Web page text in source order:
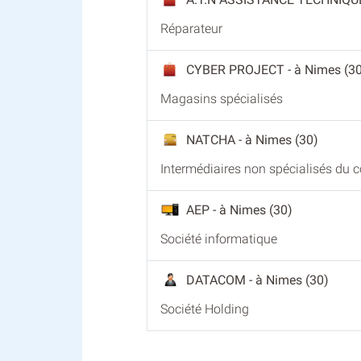
Réparateur
CYBER PROJECT - à Nimes
Magasins spécialisés
NATCHA - à Nimes (30)
Intermédiaires non spécialisés du
AEP - à Nimes (30)
Société informatique
DATACOM - à Nimes (30)
Société Holding